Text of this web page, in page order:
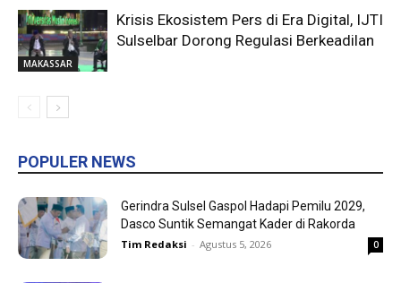
MAKASSAR
Krisis Ekosistem Pers di Era Digital, IJTI
Sulselbar Dorong Regulasi Berkeadilan
POPULER NEWS
Gerindra Sulsel Gaspol Hadapi Pemilu 2029,
Dasco Suntik Semangat Kader di Rakorda
Tim Redaksi - Agustus 5, 2026 0